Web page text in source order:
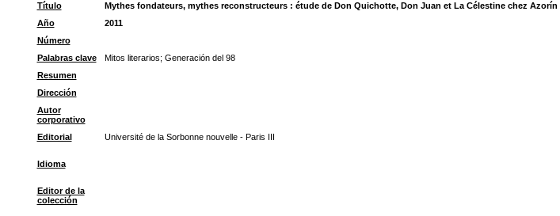
Título
Mythes fondateurs, mythes reconstructeurs : étude de Don Quichotte, Don Juan et La Célestine chez Azorín
Año
2011
Número
Palabras clave
Mitos literarios; Generación del 98
Resumen
Dirección
Autor
corporativo
Editorial Université de la Sorbonne nouvelle - Paris III
Idioma
Editor de la
colección